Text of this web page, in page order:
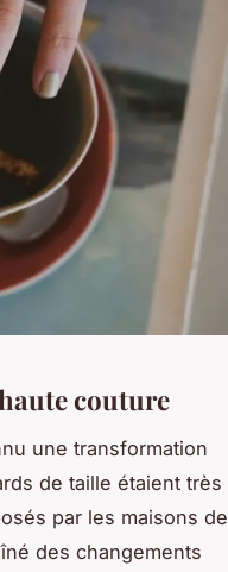
couture
une transformation
de taille étaient très
par les maisons de
des changements